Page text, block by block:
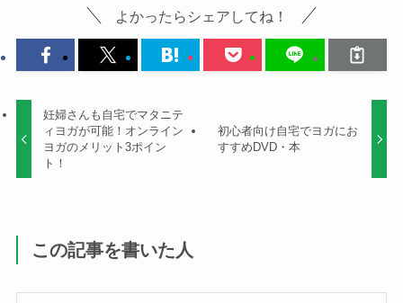
よかったらシェアしてね！
妊婦さんも自宅でマタニテ
ィヨガが可能！オンライン
ヨガのメリット3ポイン
ト！
初心者向け自宅でヨガにお
すすめDVD・本
この記事を書いた人